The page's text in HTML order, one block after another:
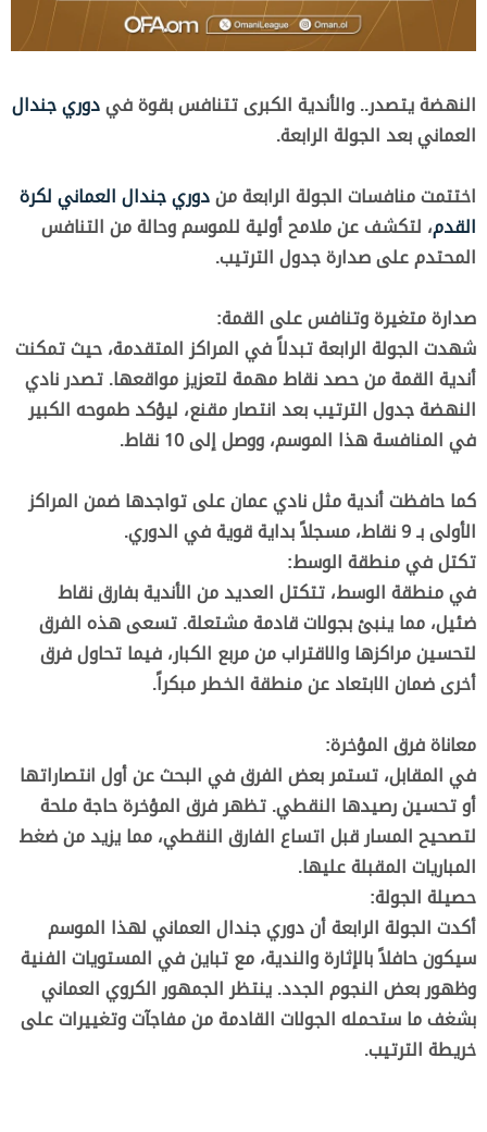
النهضة يتصدر.. والأندية الكبرى تتنافس بقوة فيدوري جندال
العماني بعد الجولة الرابعة.
اختتمت منافسات الجولة الرابعة مندوري جندال العماني لكرة
القدم، لتكشف عن ملامح أولية للموسم وحالة من التنافس
المحتدم على صدارة جدول الترتيب.
صدارة متغيرة وتنافس على القمة:
شهدت الجولة الرابعة تبدلاً في المراكز المتقدمة، حيث تمكنت
أندية القمة من حصد نقاط مهمة لتعزيز مواقعها. تصدر نادي
النهضة جدول الترتيب بعد انتصار مقنع، ليؤكد طموحه الكبير
في المنافسة هذا الموسم، ووصل إلى 10 نقاط.
كما حافظت أندية مثل نادي عمان على تواجدها ضمن المراكز
الأولى بـ 9 نقاط، مسجلاً بداية قوية في الدوري.
تكتل في منطقة الوسط:
في منطقة الوسط، تتكتل العديد من الأندية بفارق نقاط
ضئيل، مما ينبئ بجولات قادمة مشتعلة. تسعى هذه الفرق
لتحسين مراكزها والاقتراب من مربع الكبار، فيما تحاول فرق
أخرى ضمان الابتعاد عن منطقة الخطر مبكراً.
معاناة فرق المؤخرة:
في المقابل، تستمر بعض الفرق في البحث عن أول انتصاراتها
أو تحسين رصيدها النقطي. تظهر فرق المؤخرة حاجة ملحة
لتصحيح المسار قبل اتساع الفارق النقطي، مما يزيد من ضغط
المباريات المقبلة عليها.
حصيلة الجولة:
أكدت الجولة الرابعة أن دوري جندال العماني لهذا الموسم
سيكون حافلاً بالإثارة والندية، مع تباين في المستويات الفنية
وظهور بعض النجوم الجدد. ينتظر الجمهور الكروي العماني
بشغف ما ستحمله الجولات القادمة من مفاجآت وتغييرات على
خريطة الترتيب.